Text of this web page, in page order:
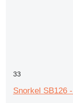
33
Snorkel SB126